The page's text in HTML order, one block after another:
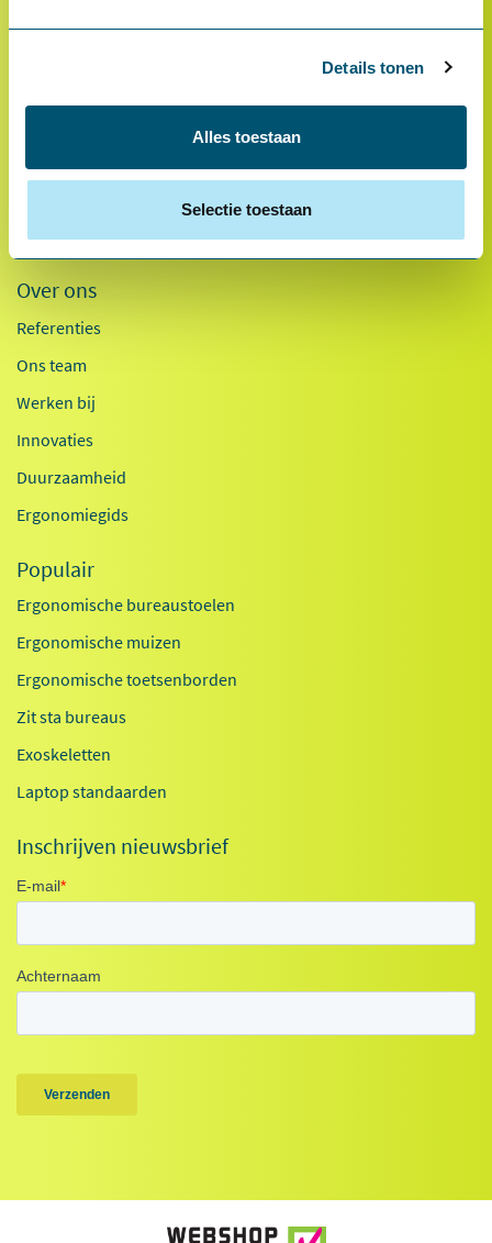
Details tonen
Alles toestaan
Selectie toestaan
Inloggen
Contact
Over ons
Referenties
Ons team
Werken bij
Innovaties
Duurzaamheid
Ergonomiegids
Populair
Ergonomische bureaustoelen
Ergonomische muizen
Ergonomische toetsenborden
Zit sta bureaus
Exoskeletten
Laptop standaarden
Inschrijven nieuwsbrief